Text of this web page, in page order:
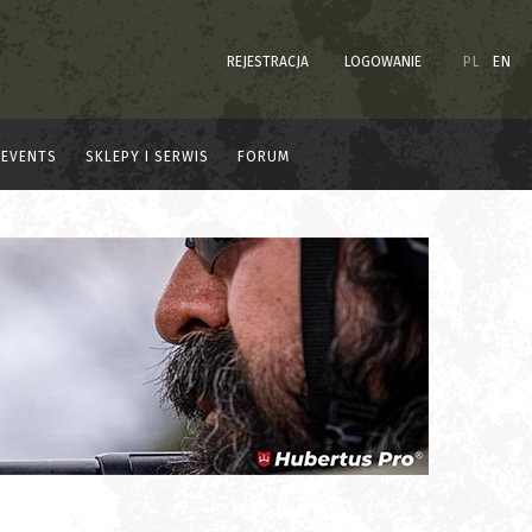
REJESTRACJA LOGOWANIE PL EN
EVENTS SKLEPY I SERWIS FORUM